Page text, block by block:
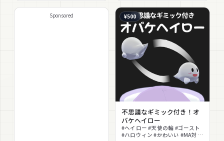
Sponsored ¥500
不思議なギミック付き！オ
バケヘイロー
#ヘイロー #天使の輪 #ゴースト
#ハロウィン #かわいい #MA対応